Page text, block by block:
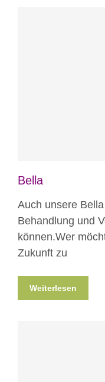
Bella
Auch unsere
Behandlung und
können.Wer
Zukunft zu
Weiterlesen